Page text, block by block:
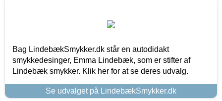
Bag LindebækSmykker.dk står en autodidakt
smykkedesinger, Emma Lindebæk, som er stifter af
Lindebæk smykker. Klik her for at se deres udvalg.
Se udvalget på LindebækSmykker.dk